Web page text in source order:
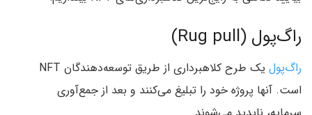
راگ‌پول (Rug pull)
راگ‌پول
یک طرح کلاهبرداری از طریق توسعه‌دهندگان NFT
است. آنها پروژه خود را تبلیغ می‌کنند و بعد از جمع‌آوری